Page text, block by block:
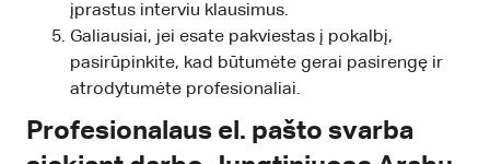
įprastus interviu klausimus.
Galiausiai, jei esate pakviestas į pokalbį,
pasirūpinkite, kad būtumėte gerai pasirengę ir
atrodytumėte profesionaliai.
Profesionalaus el. pašto svarba